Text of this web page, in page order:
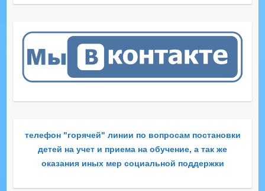
телефон "горячей" линии по вопросам постановки
детей на учет и приема на обучение, а так же
оказания иных мер социальной поддержки